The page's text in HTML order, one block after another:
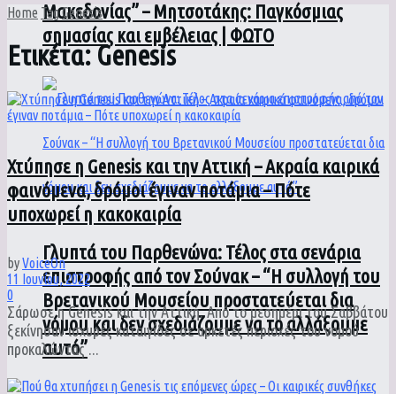
Μακεδονίας” – Μητσοτάκης: Παγκόσμιας
σημασίας και εμβέλειας | ΦΩΤΟ
Γλυπτά του Παρθενώνα: Τέλος στα σενάρια
επιστροφής από τον Σούνακ – “Η συλλογή του
Βρετανικού Μουσείου προστατεύεται δια
νόμου και δεν σχεδιάζουμε να το αλλάξουμε
αυτό”
Home TagGenesis
Ετικέτα:Genesis
Χτύπησε η Genesis και την Αττική – Ακραία καιρικά
φαινόμενα, δρόμοι έγιναν ποτάμια – Πότε
υποχωρεί η κακοκαιρία
byVoiceOn
11 Ιουνίου, 2022
0
Σάρωσε η Genesis και την Αττική. Από το μεσημέρι του Σαββάτου
ξεκίνησαν ισχυρές καταιγίδες σε αρκετές περιοχές του νομού
προκαλώντας ...